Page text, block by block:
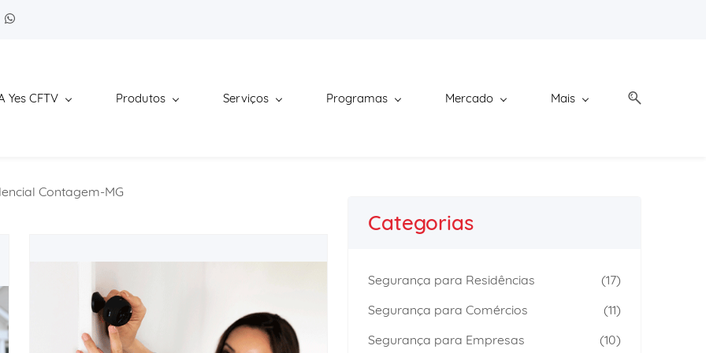
Yes CFTV Produtos Serviços Programas Mercado Mais
Contagem-MG
Categorias
Segurança para Residências
(17)
Segurança para Comércios
(11)
Segurança para Empresas
(10)